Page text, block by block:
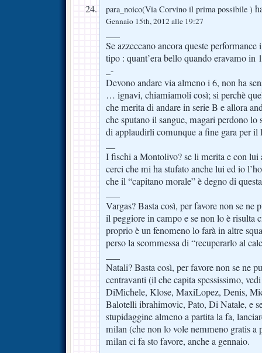
para_noico(Via Corvino il prima possibile )
Gennaio 15th, 2012 alle 19:27
Se azzeccano ancora queste
tipo : quant’era bello quando eravamo in
_-
Devono andare via almeno i 6, non ha
… ignavi, chiamiamoli così; si perchè
che merita di andare in serie B e allora
che sputano il sangue, magari perdono lo
di applaudirli comunque a fine gara per il
I fischi a Montolivo? se li merita e con lui
cerci che mi ha stufato anche lui ed io
che il “capitano morale” è degno di
Vargas? Basta così, per favore non se ne
il peggiore in campo e se non lo è risulta
proprio è un fenomeno lo farà in altre
perso la scommessa di “recuperarlo al
Natali? Basta così, per favore non se ne
centravanti (il che capita spessissimo,
DiMichele, Klose, MaxiLopez, Denis,
Balotelli ibrahimovic, Pato, Di Natale, e
stupidaggine almeno a partita la fa,
milan (che non lo vole nemmeno gratis a
milan ci fa sto favore, anche a gennaio.